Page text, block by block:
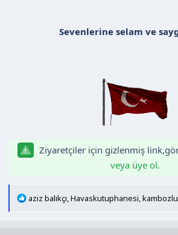
Sevenlerine selam ve
Ziyaretçiler için gizlenmiş
veya üye ol.
T
aziz balıkçı,Havaskutuphanesi,kambozlu